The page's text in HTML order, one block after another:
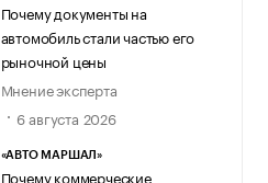
Почему документы на
автомобиль стали частью его
рыночной цены
Мнение эксперта
6 августа 2026
«АВТО МАРШАЛ»
Почему коммерческие